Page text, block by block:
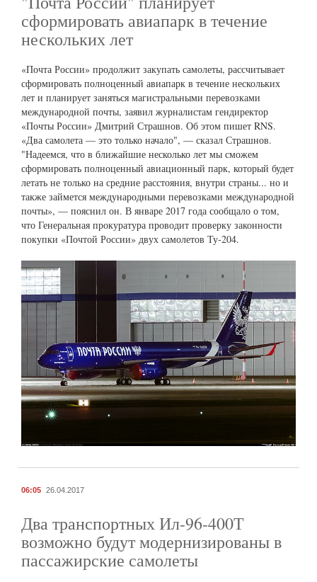
сформировать авиапарк в течение
нескольких лет
«Почта России» продолжит закупать самолеты, рассчитывает
сформировать полноценный авиапарк в течение нескольких
лет и планирует заняться магистральными перевозками
международной почты, заявил журналистам гендиректор
«Почты России» Дмитрий Страшнов. Об этом пишет RNS.
«Два самолета — это только начало", — сказал Страшнов.
"Надеемся, что в ближайшие несколько лет мы сможем
сформировать полноценный авиационный парк, который будет
летать не только на средние расстояния, внутри страны... но и
также займется международными перевозками международной
почты», — пояснил он. В январе 2017 года сообщало о том,
что Генеральная прокуратура проводит проверку законности
покупки «Почтой России» двух самолетов Ту-204.
06:05 26.04.2017
Два транспортных Ил-96-400Т
возможно будут модернизированы в
пассажирские самолеты